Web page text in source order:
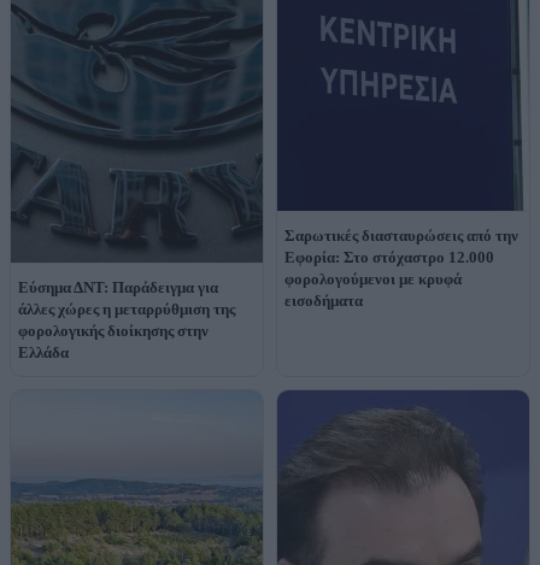
Εύσημα ΔΝΤ: Παράδειγμα για
άλλες χώρες η μεταρρύθμιση της
φορολογικής διοίκησης στην
Ελλάδα
Σαρωτικές διασταυρώσεις από την
Εφορία: Στο στόχαστρο 12.000
φορολογούμενοι με κρυφά
εισοδήματα